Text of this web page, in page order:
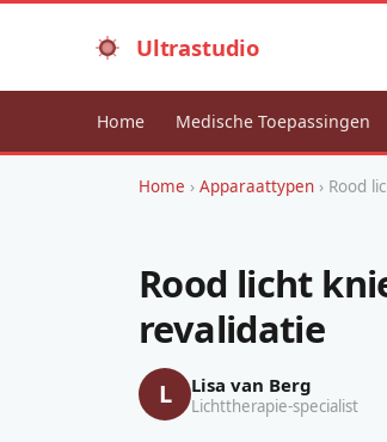
Ultrastudio
Home Medische Toepassingen
Home › Apparaattypen › Rood
Rood licht
revalidatie
L Lisa van Berg
Lichttherapie-specialist